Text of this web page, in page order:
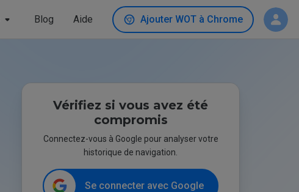
Blog Aide Ajouter WOT à Chrome
Vérifiez si vous avez été
compromis
Connectez-vous à Google pour analyser votre
historique de navigation.
Se connecter avec Google